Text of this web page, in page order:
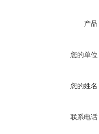
产品
您的单位
您的姓名
联系电话